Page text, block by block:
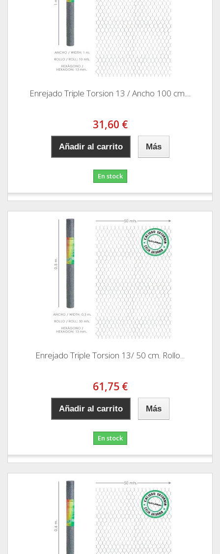
Enrejado Triple Torsion 13 / Ancho 100 cm....
31,60 €
Añadir al carrito Más
En stock
Enrejado Triple Torsion 13/ 50 cm. Rollo...
61,75 €
Añadir al carrito Más
En stock